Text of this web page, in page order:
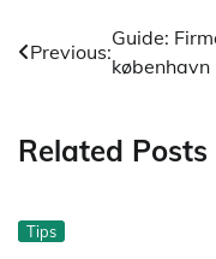
Previous:
Guide:
københavn
Related Posts
Tips